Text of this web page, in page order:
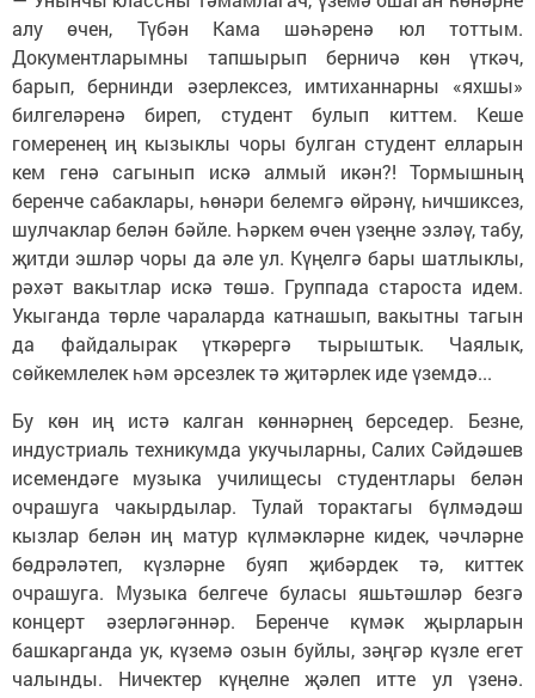
алу өчен, Түбән Кама шәһәренә юл тоттым.
Документларымны тапшырып берничә көн үткәч,
барып, бернинди әзерлексез, имтиханнарны «яхшы»
билгеләренә биреп, студент булып киттем. Кеше
гомеренең иң кызыклы чоры булган студент елларын
кем генә сагынып искә алмый икән?! Тормышның
беренче сабаклары, һөнәри белемгә өйрәнү, һичшиксез,
шулчаклар белән бәйле. Һәркем өчен үзеңне эзләү, табу,
җитди эшләр чоры да әле ул. Күңелгә бары шатлыклы,
рәхәт вакытлар искә төшә. Группада староста идем.
Укыганда төрле чараларда катнашып, вакытны тагын
да файдалырак үткәрергә тырыштык. Чаялык,
сөйкемлелек һәм әрсезлек тә җитәрлек иде үземдә...
Бу көн иң истә калган көннәрнең берседер. Безне,
индустриаль техникумда укучыларны, Салих Сәйдәшев
исемендәге музыка училищесы студентлары белән
очрашуга чакырдылар. Тулай торактагы бүлмәдәш
кызлар белән иң матур күлмәкләрне кидек, чәчләрне
бөдрәләтеп, күзләрне буяп җибәрдек тә, киттек
очрашуга. Музыка белгече буласы яшьтәшләр безгә
концерт әзерләгәннәр. Беренче күмәк җырларын
башкарганда ук, күземә озын буйлы, зәңгәр күзле егет
чалынды. Ничектер күңелне җәлеп итте ул үзенә.